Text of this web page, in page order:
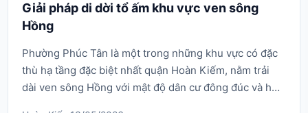
Giải pháp di dời tổ ấm khu vực ven sông
Hồng
Phường Phúc Tân là một trong những khu vực có đặc
thù hạ tầng đặc biệt nhất quận Hoàn Kiếm, nằm trải
dài ven sông Hồng với mật độ dân cư đông đúc và hệ